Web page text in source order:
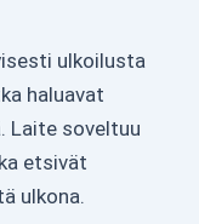
ulkoilusta
haluavat
Laite soveltuu
etsivät
ulkona.